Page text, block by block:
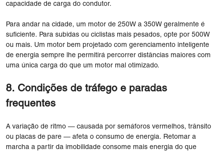
capacidade de carga do condutor.
Para andar na cidade, um motor de 250W a 350W geralmente é
suficiente. Para subidas ou ciclistas mais pesados, opte por 500W
ou mais. Um motor bem projetado com gerenciamento inteligente
de energia sempre lhe permitirá percorrer distâncias maiores com
uma única carga do que um motor mal otimizado.
8. Condições de tráfego e paradas
frequentes
A variação de ritmo — causada por semáforos vermelhos, trânsito
ou placas de pare — afeta o consumo de energia. Retomar a
marcha a partir da imobilidade consome mais energia do que